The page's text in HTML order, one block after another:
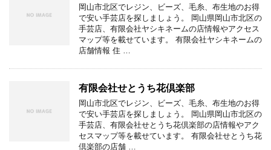
岡山市北区でレジン、ビーズ、毛糸、布生地のお得
で安い手芸店を探しましょう。 岡山県岡山市北区の
手芸店、有限会社ヤシキネームの店情報やアクセス
マップ等を載せています。 有限会社ヤシキネームの
店舗情報 住 …
有限会社せとうち花倶楽部
岡山市北区でレジン、ビーズ、毛糸、布生地のお得
で安い手芸店を探しましょう。 岡山県岡山市北区の
手芸店、有限会社せとうち花倶楽部の店情報やアク
セスマップ等を載せています。 有限会社せとうち花
倶楽部の店舗 …